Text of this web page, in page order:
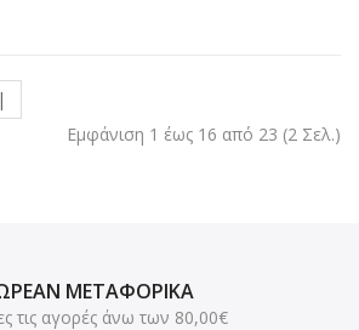
Εμφάνιση 1 έως 16 από 23 (2 Σελ.)
ΜΕΤΑΦΟΡΙΚΑ
τις αγορές άνω των 80,00€